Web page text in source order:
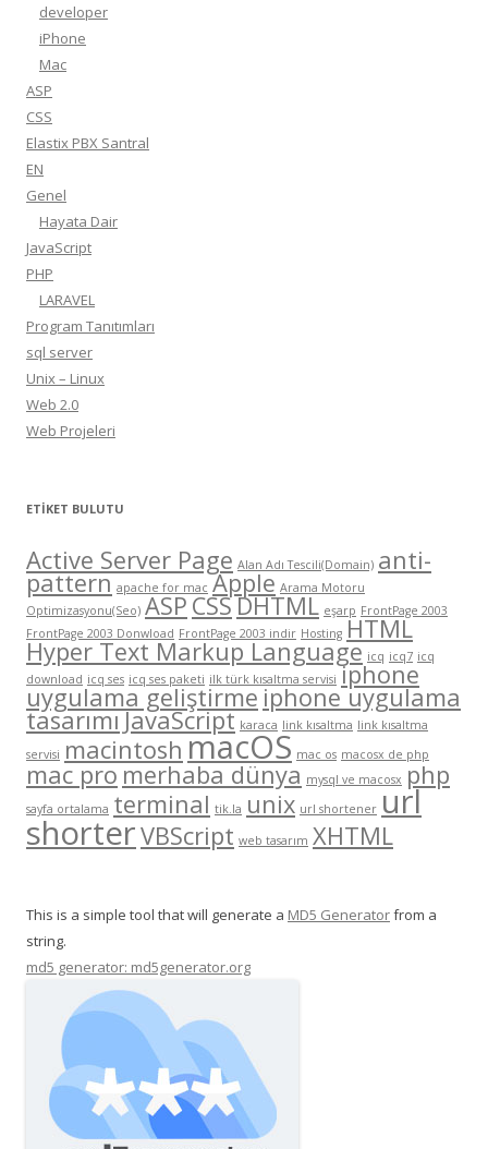
developer
iPhone
Mac
ASP
CSS
Elastix PBX Santral
EN
Genel
Hayata Dair
JavaScript
PHP
LARAVEL
Program Tanıtımları
sql server
Unix – Linux
Web 2.0
Web Projeleri
ETIKET BULUTU
Active Server Page Alan Adı Tescili(Domain) anti-
pattern apache for mac Apple Arama Motoru
Optimizasyonu(Seo) ASP CSSDHTML eşarp FrontPage 2003
FrontPage 2003 Donwload FrontPage 2003 indir Hosting HTML
Hyper Text Markup Language icq icq7 icq
download icq ses icq ses paketi ilk türk kısaltma servisi iphone
uygulama geliştirme iphone uygulama
tasarımıJavaScript karaca link kısaltma link kısaltma
servisi macintosh macOS mac os macosx de php
mac pro merhaba dünya mysql ve macosx php
sayfa ortalama terminal tik.la unix url shortener url
shorterVBScript web tasarım XHTML
This is a simple tool that will generate a MD5 Generatorfrom a
string.
md5 generator: md5generator.org